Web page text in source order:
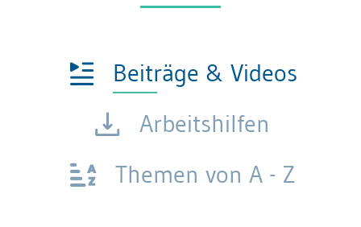
Beiträge & Videos
Arbeitshilfen
Themen von A - Z